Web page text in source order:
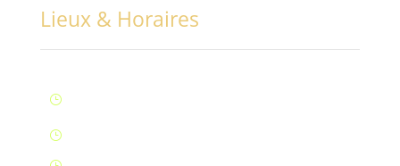
Lieux & Horaires
}
}